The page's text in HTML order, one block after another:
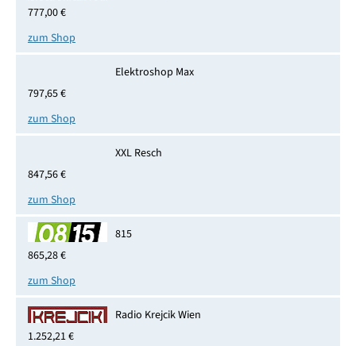
777,00 €
zum Shop
Elektroshop Max
797,65 €
zum Shop
XXL Resch
847,56 €
zum Shop
815
865,28 €
zum Shop
Radio Krejcik Wien
1.252,21 €